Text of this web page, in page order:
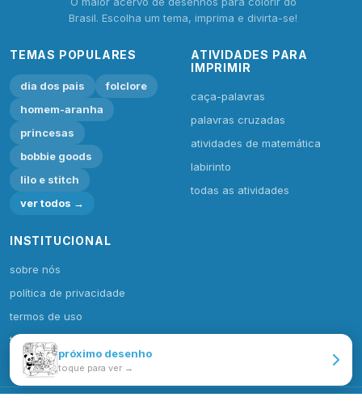
próximo desenho
toque para ver →
Brasil. Escolha um tema, imprima e divirta-se!
TEMAS POPULARES
dia dos pais
folclore
homem-aranha
princesas
bobbie goods
lilo e stitch
ver todos →
ATIVIDADES PARA
IMPRIMIR
caça-palavras
palavras cruzadas
atividades de matemática
labirinto
todas as atividades
INSTITUCIONAL
sobre nós
política de privacidade
termos de uso
todas categorias